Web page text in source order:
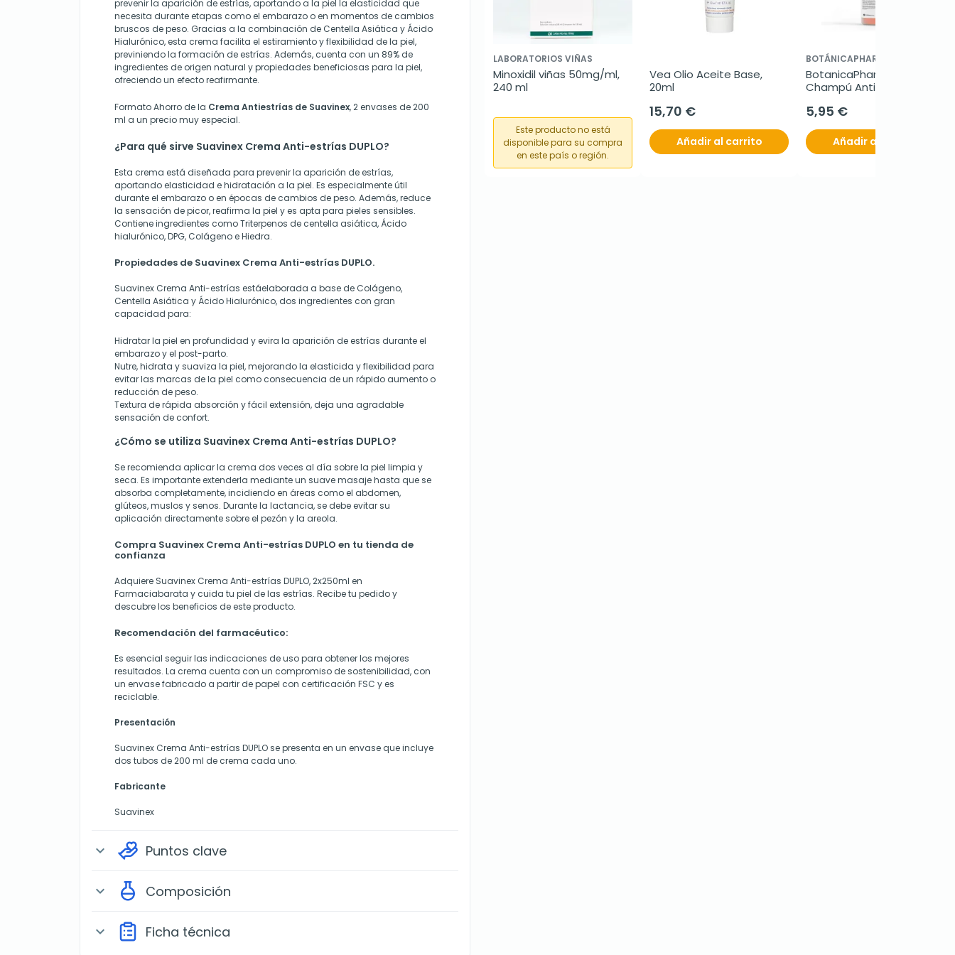
prevenir la aparición de estrías, aportando a la piel la elasticidad que
necesita durante etapas como el embarazo o en momentos de cambios
bruscos de peso. Gracias a la combinación de Centella Asiática y Ácido
Hialurónico, esta crema facilita el estiramiento y flexibilidad de la piel,
previniendo la formación de estrías. Además, cuenta con un 89% de
ingredientes de origen natural y propiedades beneficiosas para la piel,
ofreciendo un efecto reafirmante.
Formato Ahorro de la Crema Antiestrías de Suavinex, 2 envases de 200
ml a un precio muy especial.
¿Para qué sirve Suavinex Crema Anti-estrías DUPLO?
Esta crema está diseñada para prevenir la aparición de estrías,
aportando elasticidad e hidratación a la piel. Es especialmente útil
durante el embarazo o en épocas de cambios de peso. Además, reduce
la sensación de picor, reafirma la piel y es apta para pieles sensibles.
Contiene ingredientes como Triterpenos de centella asiática, Ácido
hialurónico, DPG, Colágeno e Hiedra.
Propiedades de Suavinex Crema Anti-estrías DUPLO.
Suavinex Crema Anti-estrías estáelaborada a base de Colágeno,
Centella Asiática y Ácido Hialurónico, dos ingredientes con gran
capacidad para:
Hidratar la piel en profundidad y evira la aparición de estrías durante el
embarazo y el post-parto.
Nutre, hidrata y suaviza la piel, mejorando la elasticida y flexibilidad para
evitar las marcas de la piel como consecuencia de un rápido aumento o
reducción de peso.
Textura de rápida absorción y fácil extensión, deja una agradable
sensación de confort.
¿Cómo se utiliza Suavinex Crema Anti-estrías DUPLO?
Se recomienda aplicar la crema dos veces al día sobre la piel limpia y
seca. Es importante extenderla mediante un suave masaje hasta que se
absorba completamente, incidiendo en áreas como el abdomen,
glúteos, muslos y senos. Durante la lactancia, se debe evitar su
aplicación directamente sobre el pezón y la areola.
Compra Suavinex Crema Anti-estrías DUPLO en tu tienda de
confianza
Adquiere Suavinex Crema Anti-estrías DUPLO, 2x250ml en
Farmaciabarata y cuida tu piel de las estrías. Recibe tu pedido y
descubre los beneficios de este producto.
Recomendación del farmacéutico:
Es esencial seguir las indicaciones de uso para obtener los mejores
resultados. La crema cuenta con un compromiso de sostenibilidad, con
un envase fabricado a partir de papel con certificación FSC y es
reciclable.
Presentación
Suavinex Crema Anti-estrías DUPLO se presenta en un envase que incluye
dos tubos de 200 ml de crema cada uno.
Fabricante
Suavinex
expand_more Puntos clave
expand_more Composición
expand_more Ficha técnica
LABORATORIOS VIÑAS
Minoxidil viñas 50mg/ml,
240 ml
Este producto no está
disponible para su compra
en este país o región.
Vea Olio Aceite Base,
20ml
15,70 €
Añadir al carrito
BOTÁNICAPHARMA
BotanicaPharma
Champú Anticaída
Aciano, 250ml.
5,95 €
Añadir al carrito